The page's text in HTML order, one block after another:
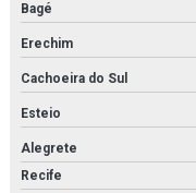
Montagem de tubulações
Montagem de tubulações
Montagens industriais
Montagens industriais em
Montagens e
Bagé
Erechim
Cachoeira do Sul
Esteio
Alegrete
Recife